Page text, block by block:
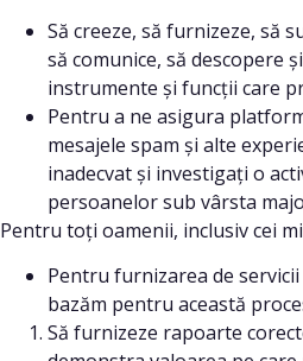
Să creeze, să furnizeze, să
să comunice, să descopere
instrumente și funcții care
Pentru a ne asigura
mesajele spam și alte
inadecvat și investigați o
persoanelor sub vârsta
Pentru toți oamenii, inclusiv cei
Pentru furnizarea de
bazăm pentru această
Să furnizeze rapoarte